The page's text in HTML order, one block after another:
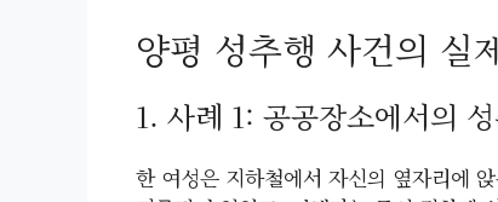
양평 성추행 사건의 실
1. 사례 1: 공공장소에서의
한 여성은 지하철에서 자신의 옆자리에